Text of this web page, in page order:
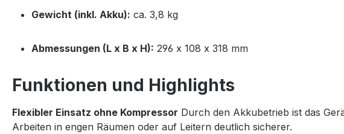
Gewicht (inkl. Akku): ca. 3,8 kg
Abmessungen (L x B x H): 296 x 108 x 318 mm
Funktionen und Highlights
Flexibler Einsatz ohne Kompressor Durch den Akkubetrieb ist das
Arbeiten in engen Räumen oder auf Leitern deutlich sicherer.